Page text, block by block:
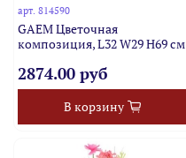
арт.814590
GAEM Цветочная
композиция, L32 W29 H69 см
2874.00 руб
В корзину